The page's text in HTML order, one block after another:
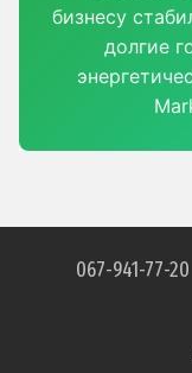
бизнесу
долгие
067-941-77-20